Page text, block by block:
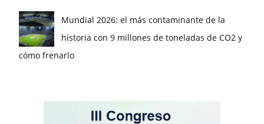
Mundial 2026: el más contaminante de la
historia con 9 millones de toneladas de CO2 y
cómo frenarlo